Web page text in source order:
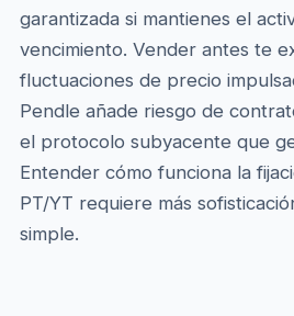
garantizada si mantienes el
vencimiento. Vender antes te
fluctuaciones de precio
Pendle añade riesgo de
el protocolo subyacente que
Entender cómo funciona la
PT/YT requiere más
simple.